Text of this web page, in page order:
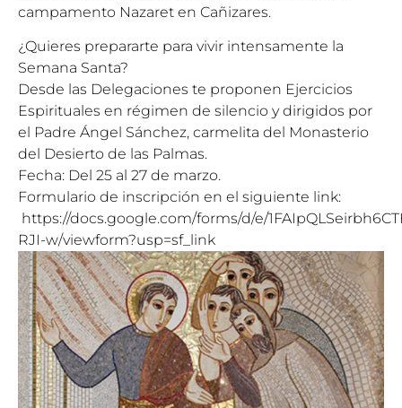
campamento Nazaret en Cañizares.
¿Quieres prepararte para vivir intensamente la
Semana Santa?
Desde las Delegaciones te proponen Ejercicios
Espirituales en régimen de silencio y dirigidos por
el Padre Ángel Sánchez, carmelita del Monasterio
del Desierto de las Palmas.
Fecha: Del 25 al 27 de marzo.
Formulario de inscripción en el siguiente link:
https://docs.google.com/forms/d/e/
RJI-w/viewform?usp=sf_link